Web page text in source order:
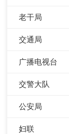
老干局
交通局
广播电视台
交警大队
公安局
妇联